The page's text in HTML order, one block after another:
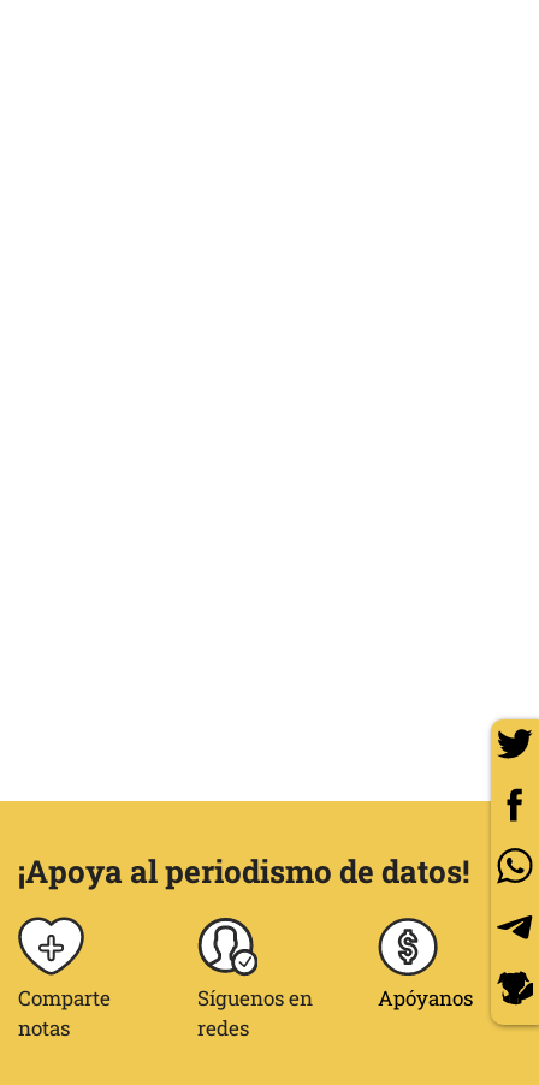
¡Apoya al periodismo de datos!
Comparte
notas
Síguenos en
redes
Apóyanos